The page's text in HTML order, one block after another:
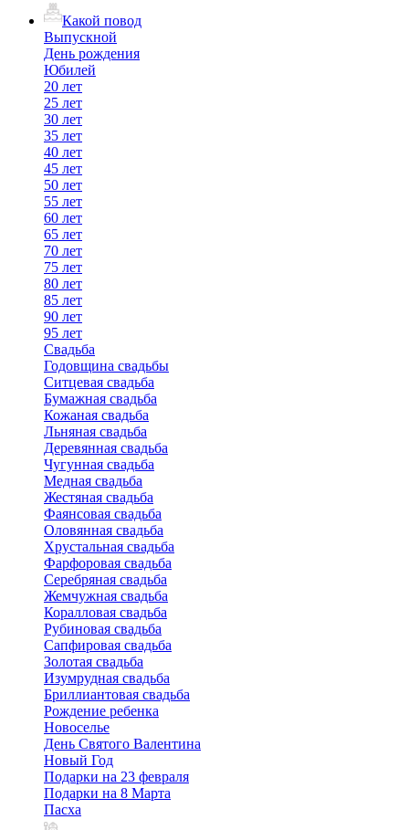
Какой повод
Выпускной
День рождения
Юбилей
20 лет
25 лет
30 лет
35 лет
40 лет
45 лет
50 лет
55 лет
60 лет
65 лет
70 лет
75 лет
80 лет
85 лет
90 лет
95 лет
Свадьба
Годовщина свадьбы
Ситцевая свадьба
Бумажная свадьба
Кожаная свадьба
Льняная свадьба
Деревянная свадьба
Чугунная свадьба
Медная свадьба
Жестяная свадьба
Фаянсовая свадьба
Оловянная свадьба
Хрустальная свадьба
Фарфоровая свадьба
Серебряная свадьба
Жемчужная свадьба
Коралловая свадьба
Рубиновая свадьба
Сапфировая свадьба
Золотая свадьба
Изумрудная свадьба
Бриллиантовая свадьба
Рождение ребенка
Новоселье
День Святого Валентина
Новый Год
Подарки на 23 февраля
Подарки на 8 Марта
Пасха